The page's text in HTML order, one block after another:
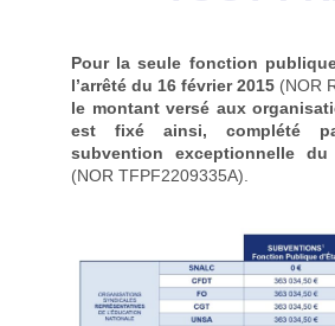
Pour la seule fonction
l’arrêté du 16 février 2015 (NOR
le montant versé aux
est fixé ainsi, complété
subvention exceptionnelle
(NOR TFPF2209335A).